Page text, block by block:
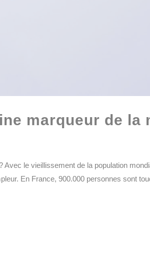
marqueur de la
le vieillissement de la population
En France, 900.000 personnes sont